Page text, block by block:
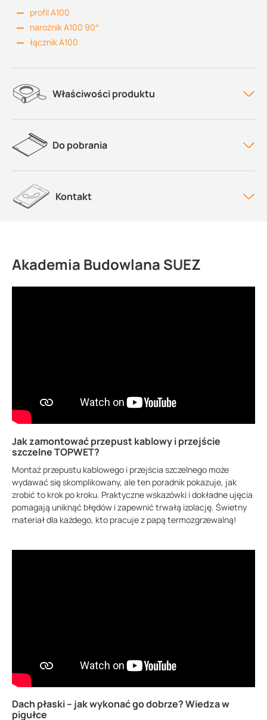
profil A100
narożnik A100 90°
łącznik A100
Właściwości produktu
Do pobrania
Kontakt
Akademia Budowlana SUEZ
Jak zamontować przepust kablowy i przejście
szczelne TOPWET?
Montaż przepustu kablowego i przejścia szczelnego może
wydawać się skomplikowany, ale ten poradnik pokazuje, jak
zrobić to krok po kroku. Praktyczne wskazówki i dokładne ujęcia
pomagają uniknąć błędów i zapewnić trwałą izolację. Świetny
materiał dla każdego, kto pracuje z papą termozgrzewalną!
Dach płaski – jak wykonać go dobrze? Wiedza w
pigułce